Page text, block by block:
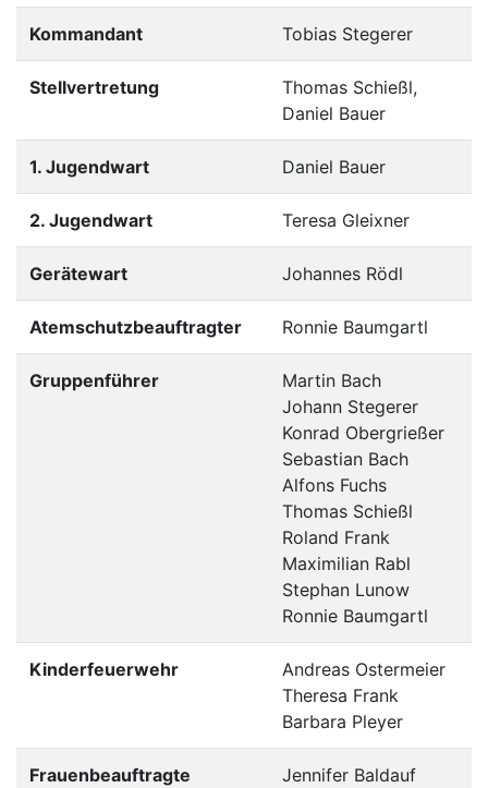
Kommandant Tobias Stegerer
Stellvertretung
Thomas Schießl,
Daniel Bauer
1. Jugendwart Daniel Bauer
2. Jugendwart Teresa Gleixner
Gerätewart Johannes Rödl
Atemschutzbeauftragter Ronnie Baumgartl
Gruppenführer
Martin Bach
Johann Stegerer
Konrad Obergrießer
Sebastian Bach
Alfons Fuchs
Thomas Schießl
Roland Frank
Maximilian Rabl
Stephan Lunow
Ronnie Baumgartl
Kinderfeuerwehr
Andreas Ostermeier
Theresa Frank
Barbara Pleyer
Frauenbeauftragte Jennifer Baldauf